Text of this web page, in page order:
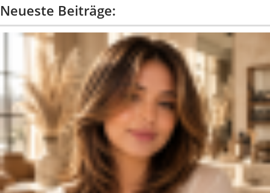
Neueste Beiträge: